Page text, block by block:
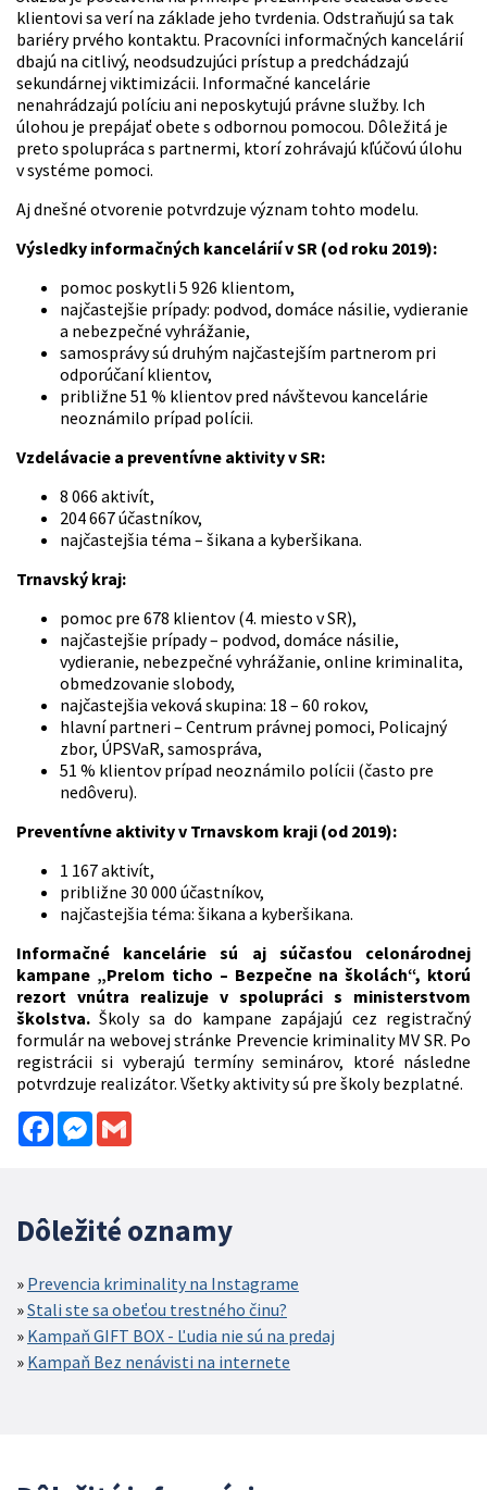
klientovi sa verí na základe jeho tvrdenia. Odstraňujú sa tak
bariéry prvého kontaktu. Pracovníci informačných kancelárií
dbajú na citlivý, neodsudzujúci prístup a predchádzajú
sekundárnej viktimizácii. Informačné kancelárie
nenahrádzajú políciu ani neposkytujú právne služby. Ich
úlohou je prepájať obete s odbornou pomocou. Dôležitá je
preto spolupráca s partnermi, ktorí zohrávajú kľúčovú úlohu
v systéme pomoci.
Aj dnešné otvorenie potvrdzuje význam tohto modelu.
Výsledky informačných kancelárií v SR (od roku 2019):
pomoc poskytli 5 926 klientom,
najčastejšie prípady: podvod, domáce násilie, vydieranie
a nebezpečné vyhrážanie,
samosprávy sú druhým najčastejším partnerom pri
odporúčaní klientov,
približne 51 % klientov pred návštevou kancelárie
neoznámilo prípad polícii.
Vzdelávacie a preventívne aktivity v SR:
8 066 aktivít,
204 667 účastníkov,
najčastejšia téma – šikana a kyberšikana.
Trnavský kraj:
pomoc pre 678 klientov (4. miesto v SR),
najčastejšie prípady – podvod, domáce násilie,
vydieranie, nebezpečné vyhrážanie, online kriminalita,
obmedzovanie slobody,
najčastejšia veková skupina: 18 – 60 rokov,
hlavní partneri – Centrum právnej pomoci, Policajný
zbor, ÚPSVaR, samospráva,
51 % klientov prípad neoznámilo polícii (často pre
nedôveru).
Preventívne aktivity v Trnavskom kraji (od 2019):
1 167 aktivít,
približne 30 000 účastníkov,
najčastejšia téma: šikana a kyberšikana.
Informačné kancelárie sú aj súčasťou celonárodnej
kampane „Prelom ticho – Bezpečne na školách“, ktorú
rezort vnútra realizuje v spolupráci s ministerstvom
školstva.Školy sa do kampane zapájajú cez registračný
formulár na webovej stránke Prevencie kriminality MV SR. Po
registrácii si vyberajú termíny seminárov, ktoré následne
potvrdzuje realizátor. Všetky aktivity sú pre školy bezplatné.
FacebookMessenger
Dôležité oznamy
Prevencia kriminality na Instagrame
Stali ste sa obeťou trestného činu?
Kampaň GIFT BOX - Ľudia nie sú na predaj
Kampaň Bez nenávisti na internete